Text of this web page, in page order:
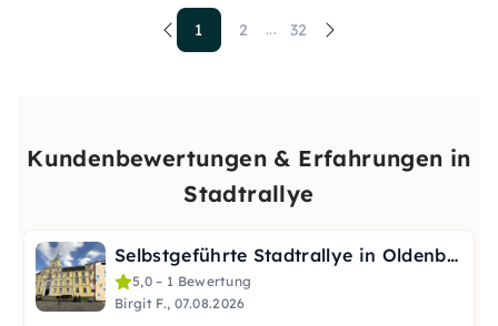
1 2 ... 32
Kundenbewertungen & Erfahrungen in
Stadtrallye
Selbstgeführte Stadtrallye in Oldenburg
5,0 – 1 Bewertung
Birgit F., 07.08.2026